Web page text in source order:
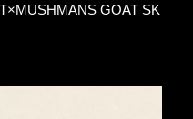
GOAT SK